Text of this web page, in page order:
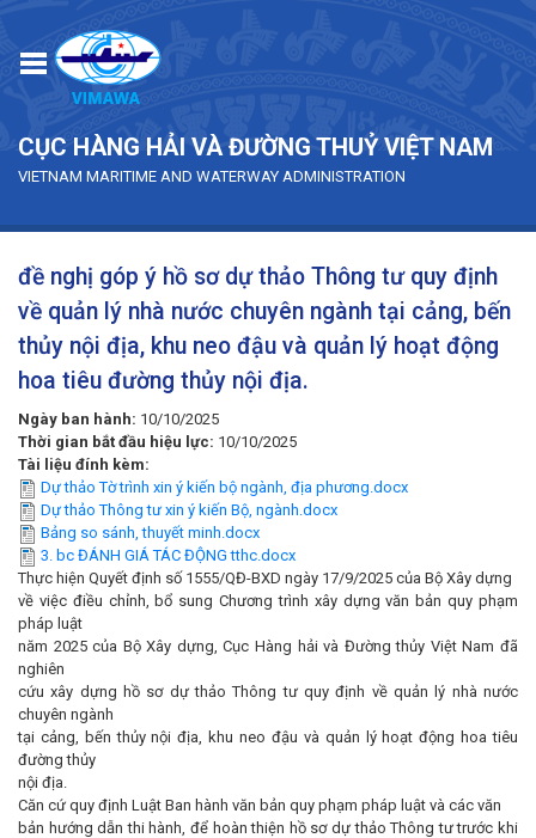
CỤC HÀNG HẢI VÀ ĐƯỜNG THUỶ VIỆT NAM
VIETNAM MARITIME AND WATERWAY ADMINISTRATION
đề nghị góp ý hồ sơ dự thảo Thông tư quy định
về quản lý nhà nước chuyên ngành tại cảng, bến
thủy nội địa, khu neo đậu và quản lý hoạt động
hoa tiêu đường thủy nội địa.
Ngày ban hành: 10/10/2025
Thời gian bắt đầu hiệu lực: 10/10/2025
Tài liệu đính kèm:
Dự thảo Tờ trình xin ý kiến bộ ngành, địa phương.docx
Dự thảo Thông tư xin ý kiến Bộ, ngành.docx
Bảng so sánh, thuyết minh.docx
3. bc ĐÁNH GIÁ TÁC ĐỘNG tthc.docx
Thực hiện Quyết định số 1555/QĐ-BXD ngày 17/9/2025 của Bộ Xây dựng
về việc điều chỉnh, bổ sung Chương trình xây dựng văn bản quy phạm
pháp luật
năm 2025 của Bộ Xây dựng, Cục Hàng hải và Đường thủy Việt Nam đã
nghiên
cứu xây dựng hồ sơ dự thảo Thông tư quy định về quản lý nhà nước
chuyên ngành
tại cảng, bến thủy nội địa, khu neo đậu và quản lý hoạt động hoa tiêu
đường thủy
nội địa.
Căn cứ quy định Luật Ban hành văn bản quy phạm pháp luật và các văn
bản hướng dẫn thi hành, để hoàn thiện hồ sơ dự thảo Thông tư trước khi